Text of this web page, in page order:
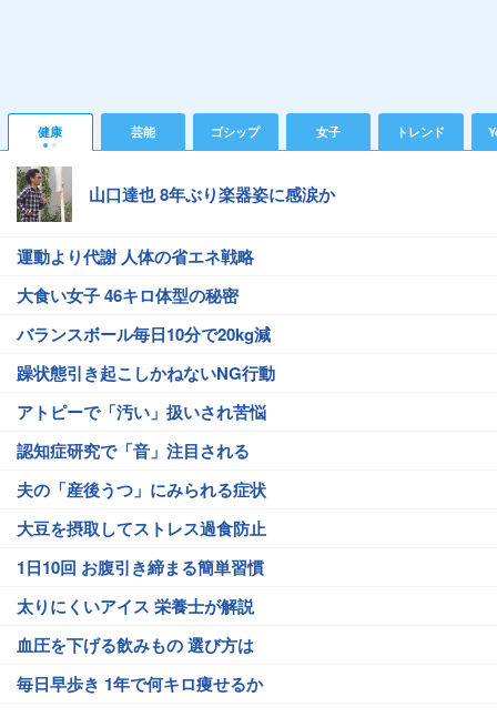
健康 芸能 ゴシップ 女子 トレンド
山口達也 8年ぶり楽器姿に感涙か
運動より代謝 人体の省エネ戦略
大食い女子 46キロ体型の秘密
バランスボール毎日10分で20kg減
躁状態引き起こしかねないNG行動
アトピーで「汚い」扱いされ苦悩
認知症研究で「音」注目される
夫の「産後うつ」にみられる症状
大豆を摂取してストレス過食防止
1日10回 お腹引き締まる簡単習慣
太りにくいアイス 栄養士が解説
血圧を下げる飲みもの 選び方は
毎日早歩き 1年で何キロ痩せるか